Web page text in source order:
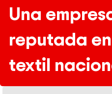
Una
reputada
textil